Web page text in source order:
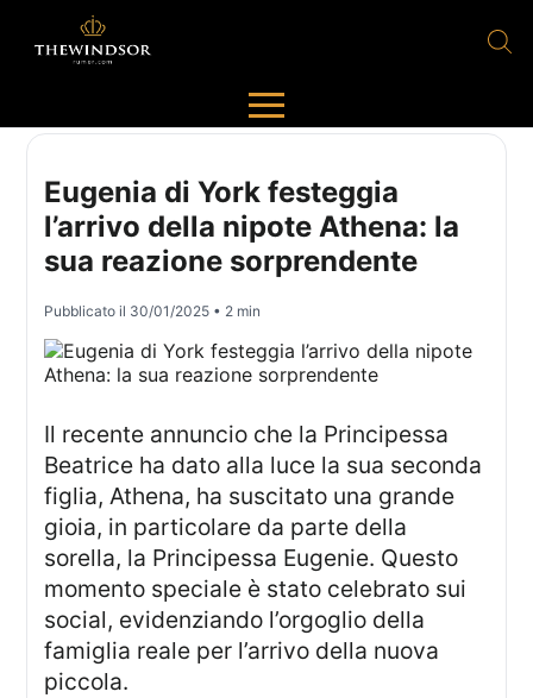
Eugenia di York festeggia
l’arrivo della nipote Athena: la
sua reazione sorprendente
Pubblicato il 30/01/2025 • 2 min
Il recente annuncio che la Principessa
Beatrice ha dato alla luce la sua seconda
figlia, Athena, ha suscitato una grande
gioia, in particolare da parte della
sorella, la Principessa Eugenie. Questo
momento speciale è stato celebrato sui
social, evidenziando l’orgoglio della
famiglia reale per l’arrivo della nuova
piccola.